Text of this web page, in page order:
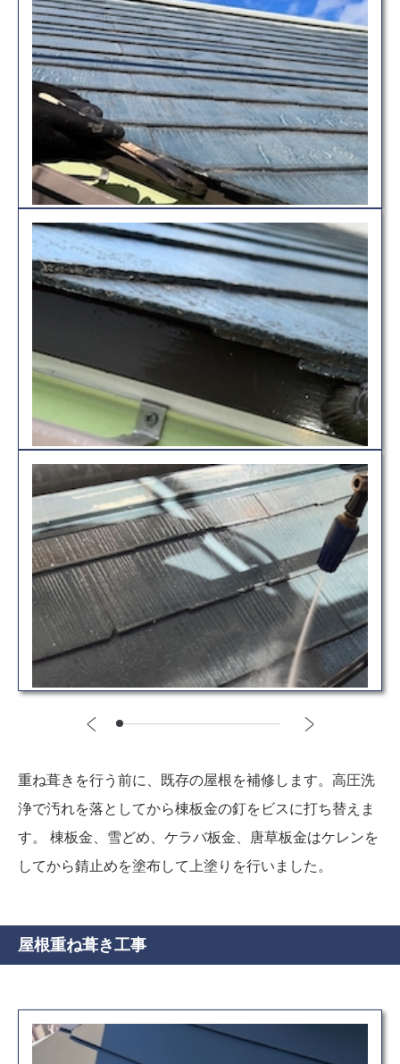
重ね葺きを行う前に、既存の屋根を補修します。高圧洗
浄で汚れを落としてから棟板金の釘をビスに打ち替えま
す。 棟板金、雪どめ、ケラバ板金、唐草板金はケレンを
してから錆止めを塗布して上塗りを行いました。
屋根重ね葺き工事